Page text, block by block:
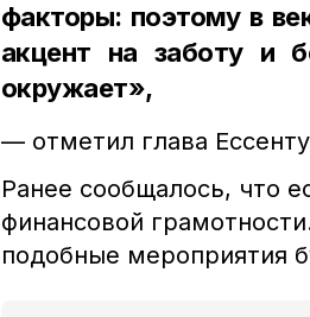
факторы: поэтому в
акцент на заботу и
окружает»,
— отметил глава
Ранее сообщалось, что
финансовой
подобные мероприятия